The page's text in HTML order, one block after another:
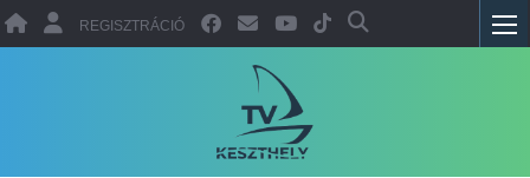
REGISZTRÁCIÓ